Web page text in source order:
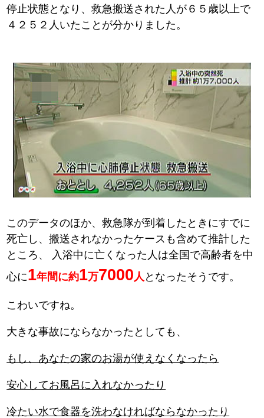
停止状態となり、救急搬送された人が６５歳以上で
４２５２人いたことが分かりました。
このデータのほか、救急隊が到着したときにすでに
死亡し、搬送されなかったケースも含めて推計した
ところ、
入浴中に亡くなった人は全国で高齢者を中
心に1年間に約1万7000 人 となったそうです。
こわいですね。
大きな事故にならなかったとしても、
もし、あなたの家のお湯が使えなくなったら
安心してお風呂に入れなかったり
冷たい水で食器を洗わなければならなかったり